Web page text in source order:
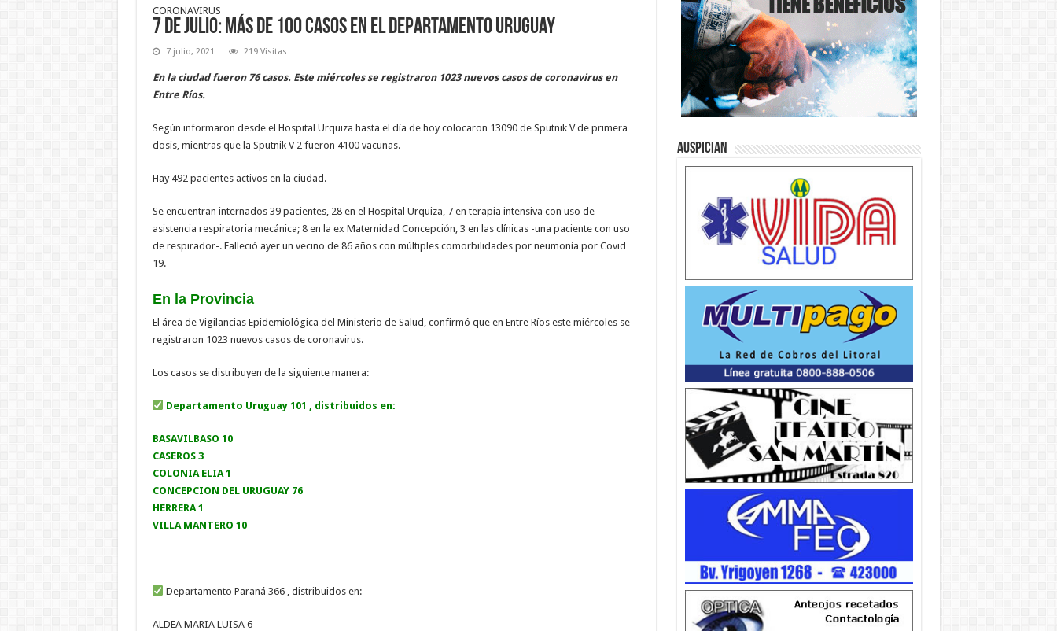
CORONAVIRUS
7 de julio: más de 100 casos en el departamento Uruguay
7 julio, 2021 219 Visitas
En la ciudad fueron 76 casos. Este miércoles se registraron 1023 nuevos casos de coronavirus en
Entre Ríos.
Según informaron desde el Hospital Urquiza hasta el día de hoy colocaron 13090 de Sputnik V de primera
dosis, mientras que la Sputnik V 2 fueron 4100 vacunas.
Hay 492 pacientes activos en la ciudad.
Se encuentran internados 39 pacientes, 28 en el Hospital Urquiza, 7 en terapia intensiva con uso de
asistencia respiratoria mecánica; 8 en la ex Maternidad Concepción, 3 en las clínicas -una paciente con uso
de respirador-. Falleció ayer un vecino de 86 años con múltiples comorbilidades por neumonía por Covid
19.
En la Provincia
El área de Vigilancias Epidemiológica del Ministerio de Salud, confirmó que en Entre Ríos este miércoles se
registraron 1023 nuevos casos de coronavirus.
Los casos se distribuyen de la siguiente manera:
Departamento Uruguay 101 , distribuidos en:
BASAVILBASO 10
CASEROS 3
COLONIA ELIA 1
CONCEPCION DEL URUGUAY 76
HERRERA 1
VILLA MANTERO 10
Departamento Paraná 366 , distribuidos en:
ALDEA MARIA LUISA 6
Auspician